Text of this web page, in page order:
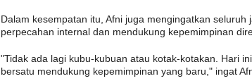
Dalam kesempatan itu, Afni juga mengingatkan
perpecahan internal dan mendukung kepemimpinan
"Tidak ada lagi kubu-kubuan atau kotak-kotakan. Hari
bersatu mendukung kepemimpinan yang baru," ingat